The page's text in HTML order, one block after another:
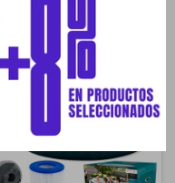
interesar